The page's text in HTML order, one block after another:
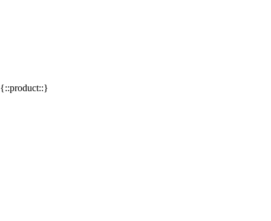
{::product::}